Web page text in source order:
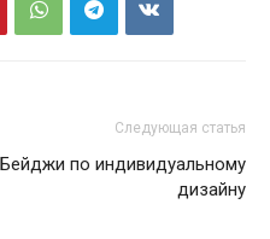
Следующая статья
Бейджи по индивидуальному
дизайну